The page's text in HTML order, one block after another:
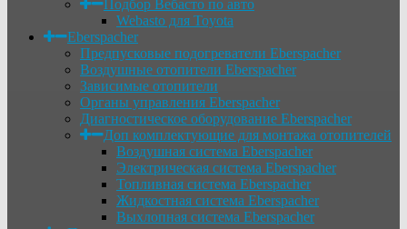
Подбор Вебасто по авто
Webasto для Toyota
Eberspacher
Предпусковые подогреватели Eberspacher
Воздушные отопители Eberspacher
Зависимые отопители
Органы управления Eberspacher
Диагностическое оборудование Eberspacher
Доп комплектующие для монтажа отопителей
Воздушная система Eberspacher
Электрическая система Eberspacher
Топливная система Eberspacher
Жидкостная система Eberspacher
Выхлопная система Eberspacher